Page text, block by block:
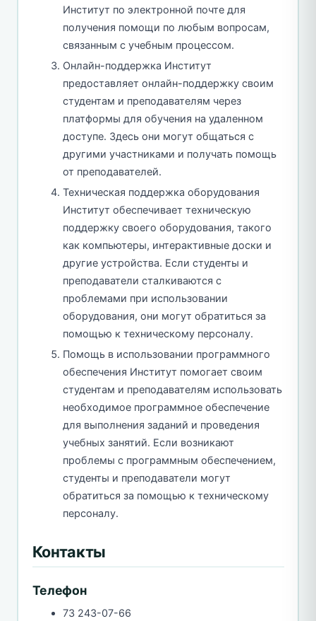
Институт по электронной почте для
получения помощи по любым вопросам,
связанным с учебным процессом.
Онлайн-поддержка Институт
предоставляет онлайн-поддержку своим
студентам и преподавателям через
платформы для обучения на удаленном
доступе. Здесь они могут общаться с
другими участниками и получать помощь
от преподавателей.
Техническая поддержка оборудования
Институт обеспечивает техническую
поддержку своего оборудования, такого
как компьютеры, интерактивные доски и
другие устройства. Если студенты и
преподаватели сталкиваются с
проблемами при использовании
оборудования, они могут обратиться за
помощью к техническому персоналу.
Помощь в использовании программного
обеспечения Институт помогает своим
студентам и преподавателям использовать
необходимое программное обеспечение
для выполнения заданий и проведения
учебных занятий. Если возникают
проблемы с программным обеспечением,
студенты и преподаватели могут
обратиться за помощью к техническому
персоналу.
Контакты
Телефон
73 243-07-66